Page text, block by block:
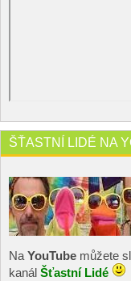
ŠŤASTNÍ LIDÉ NA
NaYouTube můžete
kanál Šťastní Lidé